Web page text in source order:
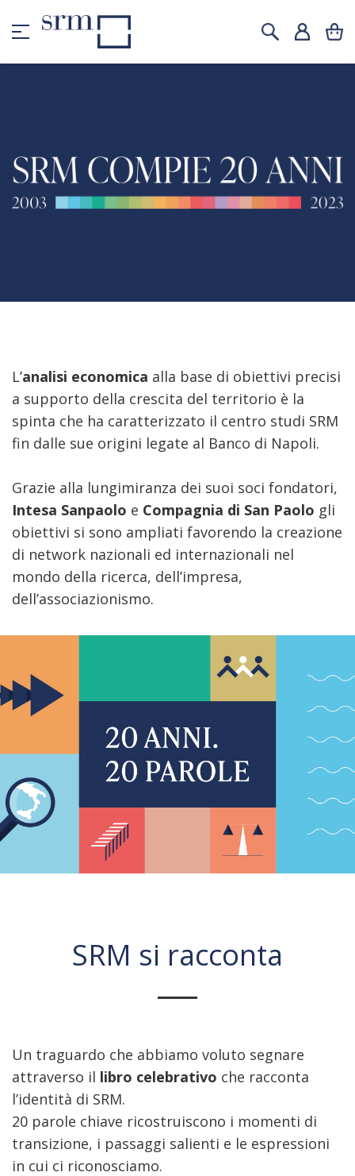
L’analisi economica alla base di obiettivi precisi
a supporto della crescita del territorio è la
spinta che ha caratterizzato il centro studi SRM
fin dalle sue origini legate al Banco di Napoli.
Grazie alla lungimiranza dei suoi soci fondatori,
Intesa Sanpaolo e Compagnia di San Paolo gli
obiettivi si sono ampliati favorendo la creazione
di network nazionali ed internazionali nel
mondo della ricerca, dell’impresa,
dell’associazionismo.
SRM si racconta
Un traguardo che abbiamo voluto segnare
attraverso il libro celebrativo che racconta
l’identità di SRM.
20 parole chiave ricostruiscono i momenti di
transizione, i passaggi salienti e le espressioni
in cui ci riconosciamo.